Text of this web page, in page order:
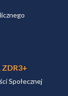
Społecznej